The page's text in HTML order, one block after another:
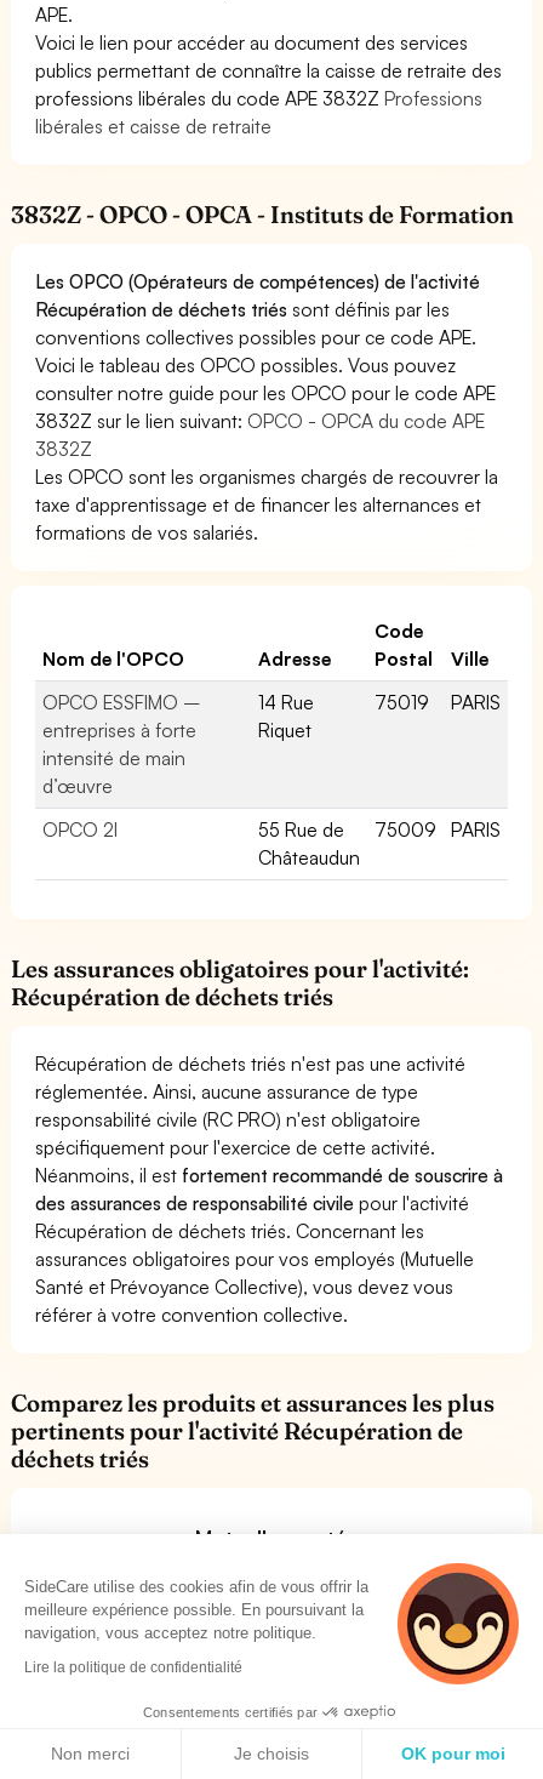
APE.
Voici le lien pour accéder au document des services
publics permettant de connaître la caisse de retraite des
professions libérales du code APE 3832ZProfessions
libérales et caisse de retraite
3832Z - OPCO - OPCA - Instituts de Formation
Les OPCO (Opérateurs de compétences) de l'activité
Récupération de déchets triés sont définis par les
conventions collectives possibles pour ce code APE.
Voici le tableau des OPCO possibles. Vous pouvez
consulter notre guide pour les OPCO pour le code APE
3832Z sur le lien suivant: OPCO - OPCA du code APE
3832Z
Les OPCO sont les organismes chargés de recouvrer la
taxe d'apprentissage et de financer les alternances et
formations de vos salariés.
Nom de l'OPCO Adresse
Code
Postal
Ville
OPCO ESSFIMO –
entreprises à forte
intensité de main
d’œuvre
14 Rue
Riquet
75019 PARIS
OPCO 2I
55 Rue de
Châteaudun
75009 PARIS
Les assurances obligatoires pour l'activité:
Récupération de déchets triés
Récupération de déchets triés n'est pas une activité
réglementée. Ainsi, aucune assurance de type
responsabilité civile (RC PRO) n'est obligatoire
spécifiquement pour l'exercice de cette activité.
Néanmoins, il est fortement recommandé de souscrire à
des assurances de responsabilité civile pour l'activité
Récupération de déchets triés. Concernant les
assurances obligatoires pour vos employés (Mutuelle
Santé et Prévoyance Collective), vous devez vous
référer à votre convention collective.
Comparez les produits et assurances les plus
pertinents pour l'activité Récupération de
déchets triés
Mutuelles santé
Trouvez la mutuelle faite pour vous et vos employés
Trouver votre assurance RC PRO en 2 minutes.
SideCare utilise des cookies afin de vous offrir la
meilleure expérience possible. En poursuivant la
navigation, vous acceptez notre politique.
Lire la politique de confidentialité
Consentements certifiés par
Non merci Je choisis OK pour moi